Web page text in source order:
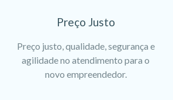
Preço Justo
Preço justo, qualidade, segurança e
agilidade no atendimento para o
novo empreendedor.